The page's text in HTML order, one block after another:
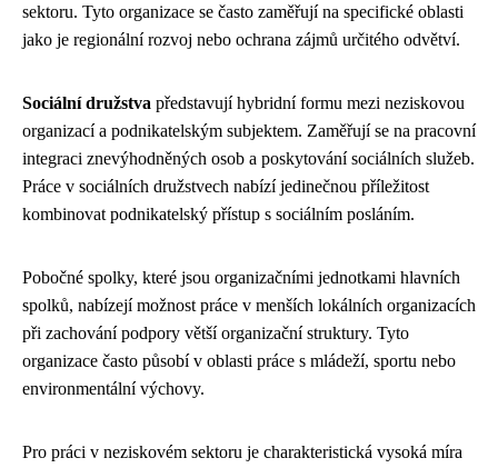
sektoru. Tyto organizace se často zaměřují na specifické oblasti
jako je regionální rozvoj nebo ochrana zájmů určitého odvětví.
Sociální družstva představují hybridní formu mezi neziskovou
organizací a podnikatelským subjektem. Zaměřují se na pracovní
integraci znevýhodněných osob a poskytování sociálních služeb.
Práce v sociálních družstvech nabízí jedinečnou příležitost
kombinovat podnikatelský přístup s sociálním posláním.
Pobočné spolky, které jsou organizačními jednotkami hlavních
spolků, nabízejí možnost práce v menších lokálních organizacích
při zachování podpory větší organizační struktury. Tyto
organizace často působí v oblasti práce s mládeží, sportu nebo
environmentální výchovy.
Pro práci v neziskovém sektoru je charakteristická vysoká míra